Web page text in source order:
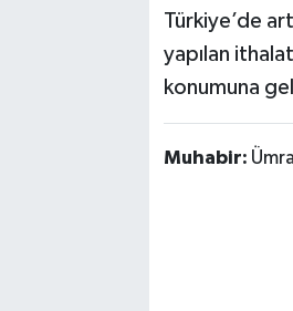
Türkiye’de
yapılan
konumuna
Muhabir: